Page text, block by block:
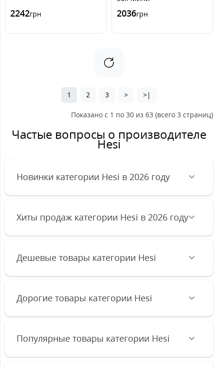
2242грн 2036грн
1 2 3 > >|
Показано с 1 по 30 из 63 (всего 3 страниц)
Частые вопросы о производителе
Hesi
Новинки категории Hesi в 2026 году
Хиты продаж категории Hesi в 2026 году
Дешевые товары категории Hesi
Дорогие товары категории Hesi
Популярные товары категории Hesi